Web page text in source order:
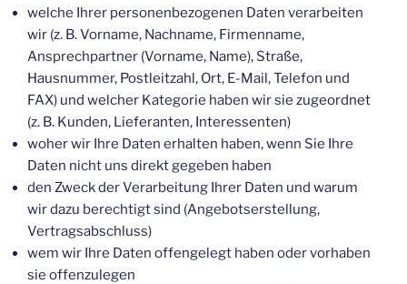
welche Ihrer personenbezogenen Daten verarbeiten
wir (z. B. Vorname, Nachname, Firmenname,
Ansprechpartner (Vorname, Name), Straße,
Hausnummer, Postleitzahl, Ort, E-Mail, Telefon und
FAX) und welcher Kategorie haben wir sie zugeordnet
(z. B. Kunden, Lieferanten, Interessenten)
woher wir Ihre Daten erhalten haben, wenn Sie Ihre
Daten nicht uns direkt gegeben haben
den Zweck der Verarbeitung Ihrer Daten und warum
wir dazu berechtigt sind (Angebotserstellung,
Vertragsabschluss)
wem wir Ihre Daten offengelegt haben oder vorhaben
sie offenzulegen